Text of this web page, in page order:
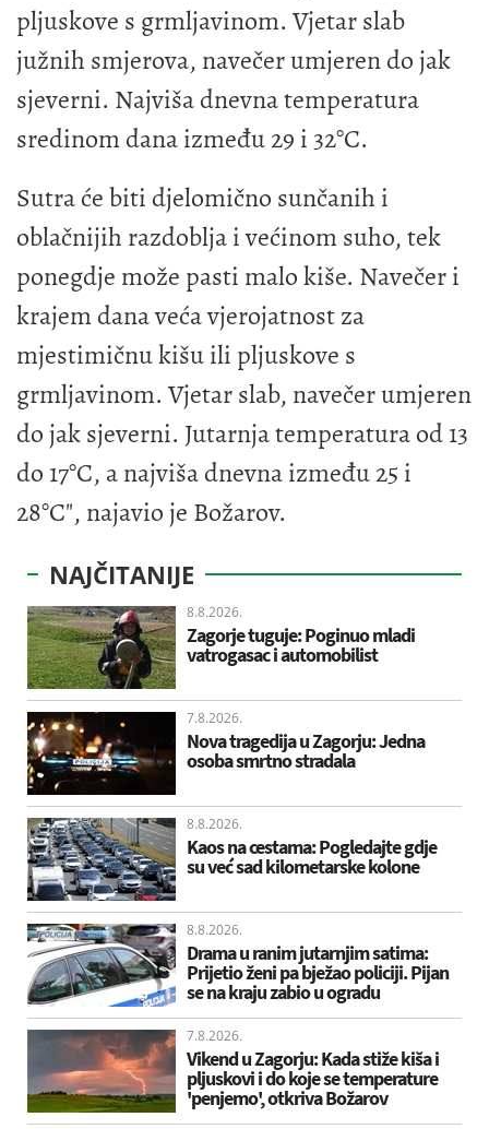
pljuskove s grmljavinom. Vjetar slab
južnih smjerova, navečer umjeren do jak
sjeverni. Najviša dnevna temperatura
sredinom dana između 29 i 32°C.
Sutra će biti djelomično sunčanih i
oblačnijih razdoblja i većinom suho, tek
ponegdje može pasti malo kiše. Navečer i
krajem dana veća vjerojatnost za
mjestimičnu kišu ili pljuskove s
grmljavinom. Vjetar slab, navečer umjeren
do jak sjeverni. Jutarnja temperatura od 13
do 17°C, a najviša dnevna između 25 i
28°C", najavio je Božarov.
NAJČITANIJE
8.8.2026.
Zagorje tuguje: Poginuo mladi
vatrogasac i automobilist
7.8.2026.
Nova tragedija u Zagorju: Jedna
osoba smrtno stradala
8.8.2026.
Kaos na cestama: Pogledajte gdje
su već sad kilometarske kolone
8.8.2026.
Drama u ranim jutarnjim satima:
Prijetio ženi pa bježao policiji. Pijan
se na kraju zabio u ogradu
7.8.2026.
Vikend u Zagorju: Kada stiže kiša i
pljuskovi i do koje se temperature
'penjemo', otkriva Božarov